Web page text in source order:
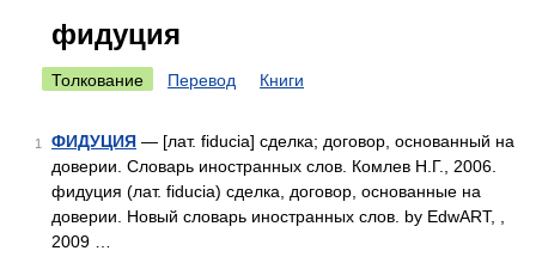
фидуция
Толкование Перевод Книги
1 ФИДУЦИЯ — [лат. fiducia] сделка; договор, основанный на
доверии. Словарь иностранных слов. Комлев Н.Г., 2006.
фидуция (лат. fiducia) сделка, договор, основанные на
доверии. Новый словарь иностранных слов. by EdwART, ,
2009 …